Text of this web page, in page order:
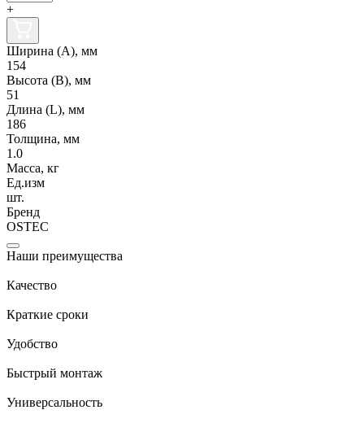
+
Ширина (А), мм
154
Высота (В), мм
51
Длина (L), мм
186
Толщина, мм
1.0
Масса, кг
Ед.изм
шт.
Бренд
OSTEC
Наши преимущества
Качество
Краткие сроки
Удобство
Быстрый монтаж
Универсальность